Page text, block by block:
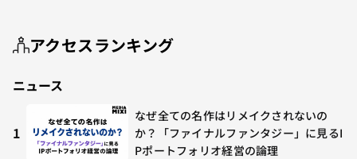
アクセスランキング
ニュース
1
なぜ全ての名作はリメイクされないの
か？「ファイナルファンタジー」に見るI
Pポートフォリオ経営の論理